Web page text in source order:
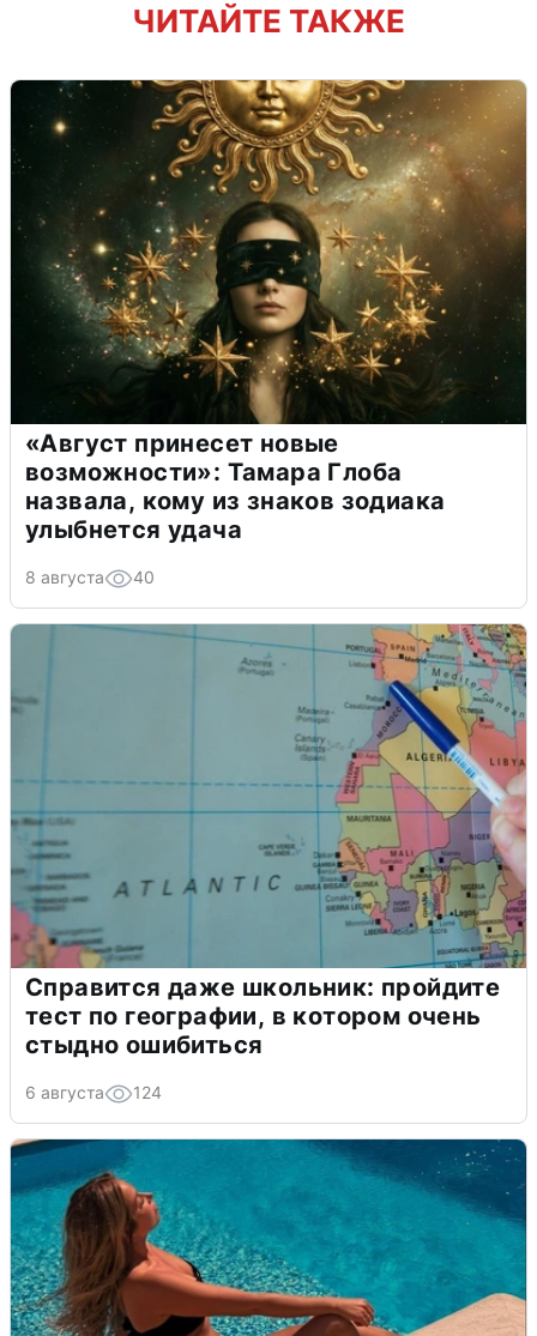
ЧИТАЙТЕ ТАКЖЕ
«Август принесет новые
возможности»: Тамара Глоба
назвала, кому из знаков зодиака
улыбнется удача
8 августа 40
Справится даже школьник: пройдите
тест по географии, в котором очень
стыдно ошибиться
6 августа 124